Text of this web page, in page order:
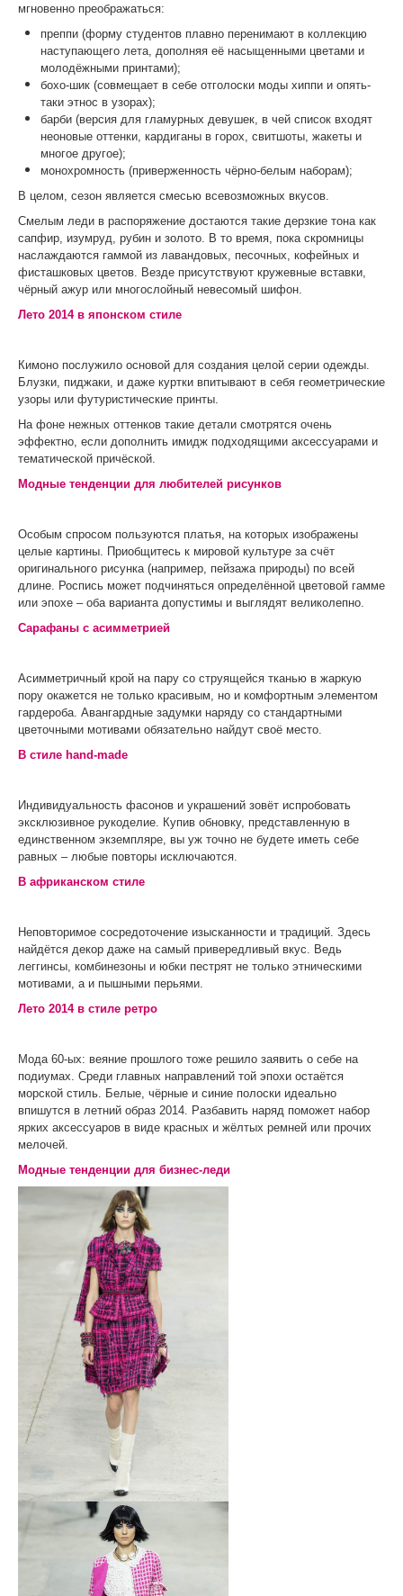
мгновенно преображаться:
преппи (форму студентов плавно перенимают в коллекцию
наступающего лета, дополняя её насыщенными цветами и
молодёжными принтами);
бохо-шик (совмещает в себе отголоски моды хиппи и опять-
таки этнос в узорах);
барби (версия для гламурных девушек, в чей список входят
неоновые оттенки, кардиганы в горох, свитшоты, жакеты и
многое другое);
монохромность (приверженность чёрно-белым наборам);
В целом, сезон является смесью всевозможных вкусов.
Смелым леди в распоряжение достаются такие дерзкие тона как
сапфир, изумруд, рубин и золото. В то время, пока скромницы
наслаждаются гаммой из лавандовых, песочных, кофейных и
фисташковых цветов. Везде присутствуют кружевные вставки,
чёрный ажур или многослойный невесомый шифон.
Лето 2014 в японском стиле
Кимоно послужило основой для создания целой серии одежды.
Блузки, пиджаки, и даже куртки впитывают в себя геометрические
узоры или футуристические принты.
На фоне нежных оттенков такие детали смотрятся очень
эффектно, если дополнить имидж подходящими аксессуарами и
тематической причёской.
Модные тенденции для любителей рисунков
Особым спросом пользуются платья, на которых изображены
целые картины. Приобщитесь к мировой культуре за счёт
оригинального рисунка (например, пейзажа природы) по всей
длине. Роспись может подчиняться определённой цветовой гамме
или эпохе – оба варианта допустимы и выглядят великолепно.
Сарафаны с асимметрией
Асимметричный крой на пару со струящейся тканью в жаркую
пору окажется не только красивым, но и комфортным элементом
гардероба. Авангардные задумки наряду со стандартными
цветочными мотивами обязательно найдут своё место.
В стиле hand-made
Индивидуальность фасонов и украшений зовёт испробовать
эксклюзивное рукоделие. Купив обновку, представленную в
единственном экземпляре, вы уж точно не будете иметь себе
равных – любые повторы исключаются.
В африканском стиле
Неповторимое сосредоточение изысканности и традиций. Здесь
найдётся декор даже на самый привередливый вкус. Ведь
леггинсы, комбинезоны и юбки пестрят не только этническими
мотивами, а и пышными перьями.
Лето 2014 в стиле ретро
Мода 60-ых: веяние прошлого тоже решило заявить о себе на
подиумах. Среди главных направлений той эпохи остаётся
морской стиль. Белые, чёрные и синие полоски идеально
впишутся в летний образ 2014. Разбавить наряд поможет набор
ярких аксессуаров в виде красных и жёлтых ремней или прочих
мелочей.
Модные тенденции для бизнес-леди